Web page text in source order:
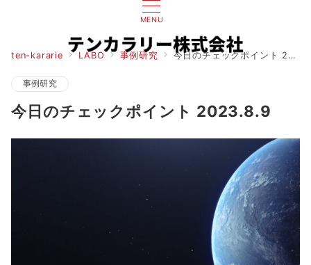
MENU
ten-kararie LABO 事例研究 今日のチェックポイント 2023.8.9
事例研究
今日のチェックポイント 2023.8.9